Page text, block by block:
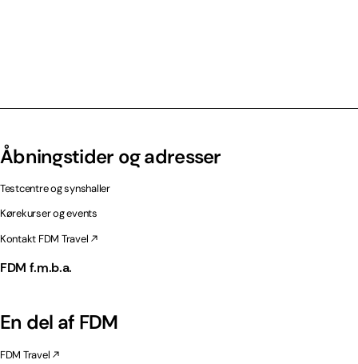
Åbningstider og adresser
Testcentre og synshaller
Kørekurser og events
Kontakt FDM Travel
FDM f.m.b.a.
En del af FDM
FDM Travel